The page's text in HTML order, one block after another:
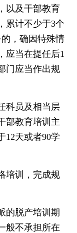
以及干部教育
累计不少于3个
，确因特殊情
应当在提任后1
门应当作出规
员及相当层
部教育培训主
12天或者90学
训，完成规
脱产培训期
般不承担所在